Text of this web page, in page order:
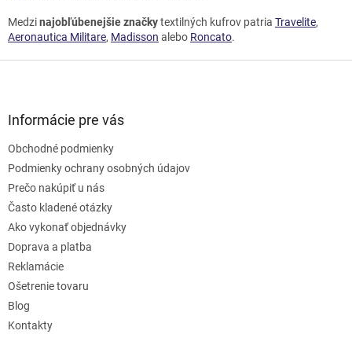
Medzinajobľúbenejšie značkytextilných kufrov patria Travelite,
Aeronautica Militare, Madisson alebo Roncato.
Informácie pre vás
Obchodné podmienky
Podmienky ochrany osobných údajov
Prečo nakúpiť u nás
Často kladené otázky
Ako vykonať objednávky
Doprava a platba
Reklamácie
Ošetrenie tovaru
Blog
Kontakty